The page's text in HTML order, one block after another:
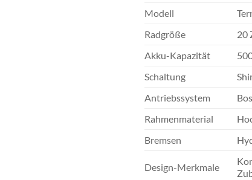
Modell
Radgröße
20
Akku-Kapazität
Schaltung
Antriebssystem
Rahmenmaterial
Bremsen
Design-Merkmale